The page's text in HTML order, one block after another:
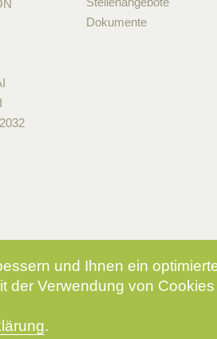
Dokumente
und Ihnen ein
der Verwendung von
.